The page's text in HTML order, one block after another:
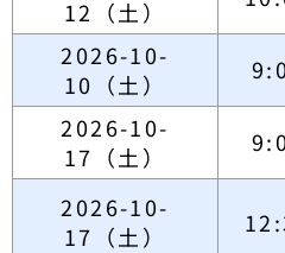
12（土）
2026-10-
10（土）
2026-10-
17（土）
2026-10-
17（土）